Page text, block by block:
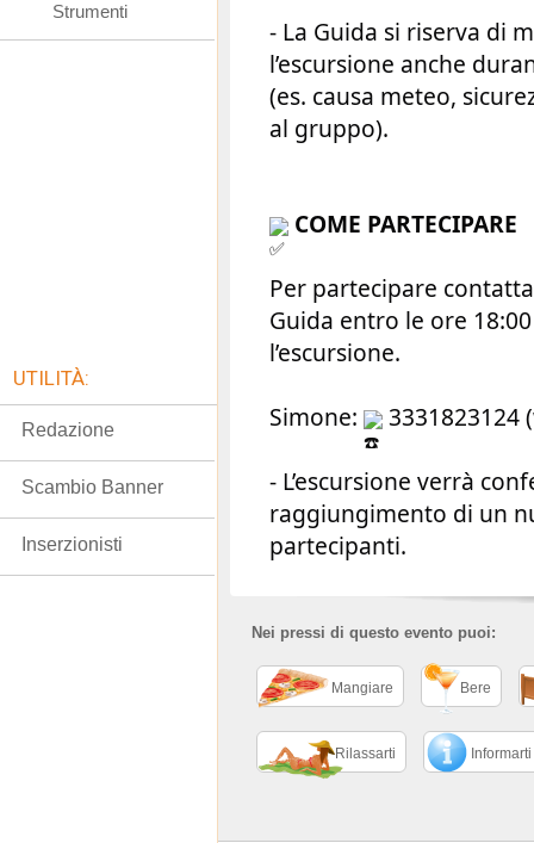
- La Guida si riserva di
l’escursione anche
(es. causa meteo,
al gruppo).
COME PARTECIPARE
Per partecipare
Guida entro le ore
l’escursione.
Simone:
3331823124
- L’escursione verrà
raggiungimento di un
partecipanti.
Nei pressi di questo evento puoi:
Mangiare Bere
Rilassarti Informarti
Strumenti
UTILITÀ:
Redazione
Scambio Banner
Inserzionisti